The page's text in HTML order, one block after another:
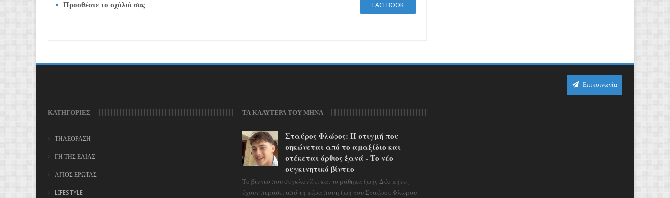
Προσθέστε το σχόλιό σας FACEBOOK
Επικοινωνία
ΚΑΤΗΓΟΡΙΕΣ
ΤΗΛΕΟΡΑΣΗ
ΓΗ ΤΗΣ ΕΛΙΑΣ
ΑΓΙΟΣ ΕΡΩΤΑΣ
LIFESTYLE
ΤΑ ΚΑΛΥΤΕΡΑ ΤΟΥ ΜΗΝΑ
Σταύρος Φλώρος: Η στιγμή που
σηκώνεται από το αμαξίδιο και
στέκεται όρθιος ξανά - Το νέο
συγκινητικό βίντεο
Το βίντεο που συγκλονίζει και το μάθημα ζωής Δύο μήνες
έχουν περάσει από τη μέρα που η ζωή του Σταύρου Φλώρου